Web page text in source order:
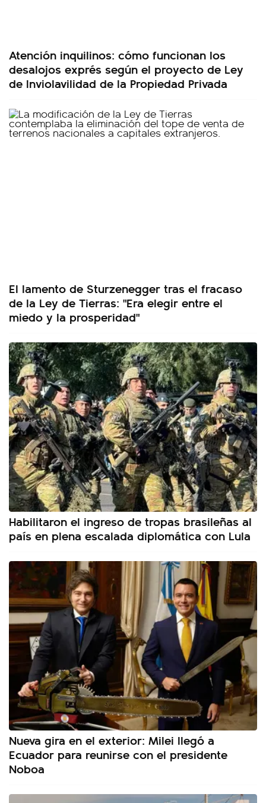
Atención inquilinos: cómo funcionan los
desalojos exprés según el proyecto de Ley
de Inviolavilidad de la Propiedad Privada
El lamento de Sturzenegger tras el fracaso
de la Ley de Tierras: "Era elegir entre el
miedo y la prosperidad"
Habilitaron el ingreso de tropas brasileñas al
país en plena escalada diplomática con Lula
Nueva gira en el exterior: Milei llegó a
Ecuador para reunirse con el presidente
Noboa